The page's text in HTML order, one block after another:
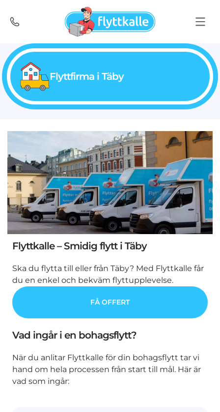
Flyttfirma i Täby
Flyttkalle – Smidig flytt i Täby
Ska du flytta till eller från Täby? Med Flyttkalle får
du en enkel och bekväm flyttupplevelse.
FÅ OFFERT
Vad ingår i en bohagsflytt?
När du anlitar Flyttkalle för din bohagsflytt tar vi
hand om hela processen från start till mål. Här är
vad som ingår: